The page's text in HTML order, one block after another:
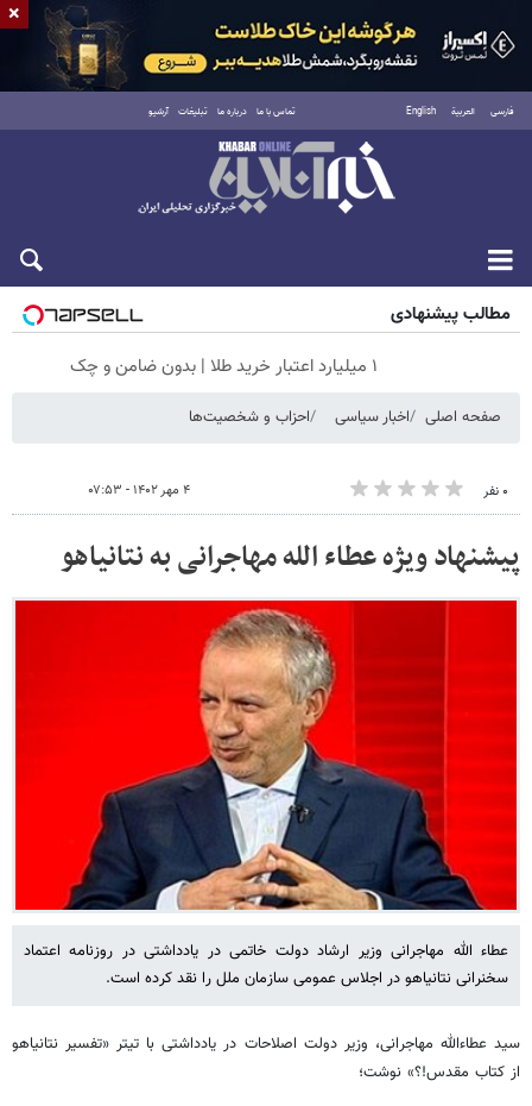
فارسی العربية English تماس با ما درباره ما تبلیغات آرشیو
جمعه ۱۶ مرداد ۱۴۰۵
مطالب پیشنهادی
۱ میلیارد اعتبار خرید طلا | بدون ضامن و چک
صفحه اصلی اخبار سیاسی احزاب و شخصیت‌ها
۰ نفر ۴ مهر ۱۴۰۲ - ۰۷:۵۳
پیشنهاد ویژه عطاء الله مهاجرانی به نتانیاهو
عطاء الله مهاجرانی وزیر ارشاد دولت خاتمی در یادداشتی در روزنامه اعتماد
سخنرانی نتانیاهو در اجلاس عمومی سازمان ملل را نقد کرده است.
سید عطاءالله مهاجرانی، وزیر دولت اصلاحات در یادداشتی با تیتر «تفسیر نتانیاهو
از کتاب مقدس!؟» نوشت؛
×